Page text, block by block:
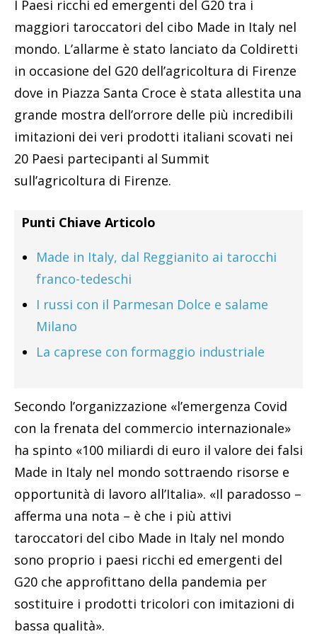
I Paesi ricchi ed emergenti del G20 tra i
maggiori taroccatori del cibo Made in Italy nel
mondo. L’allarme è stato lanciato da Coldiretti
in occasione del G20 dell’agricoltura di Firenze
dove in Piazza Santa Croce è stata allestita una
grande mostra dell’orrore delle più incredibili
imitazioni dei veri prodotti italiani scovati nei
20 Paesi partecipanti al Summit
sull’agricoltura di Firenze.
Punti Chiave Articolo
Made in Italy, dal Reggianito ai tarocchi
franco-tedeschi
I russi con il Parmesan Dolce e salame
Milano
La caprese con formaggio industriale
Secondo l’organizzazione «l’emergenza Covid
con la frenata del commercio internazionale»
ha spinto «100 miliardi di euro il valore dei falsi
Made in Italy nel mondo sottraendo risorse e
opportunità di lavoro all’Italia». «Il paradosso –
afferma una nota – è che i più attivi
taroccatori del cibo Made in Italy nel mondo
sono proprio i paesi ricchi ed emergenti del
G20 che approfittano della pandemia per
sostituire i prodotti tricolori con imitazioni di
bassa qualità».